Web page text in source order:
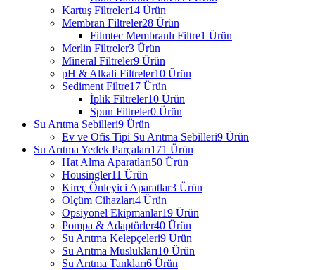
Kartuş Filtreler14 Ürün
Membran Filtreler28 Ürün
Filmtec Membranlı Filtre1 Ürün
Merlin Filtreler3 Ürün
Mineral Filtreler9 Ürün
pH & Alkali Filtreler10 Ürün
Sediment Filtre17 Ürün
İplik Filtreler10 Ürün
Spun Filtreler0 Ürün
Su Arıtma Sebilleri9 Ürün
Ev ve Ofis Tipi Su Arıtma Sebilleri9 Ürün
Su Arıtma Yedek Parçaları171 Ürün
Hat Alma Aparatları50 Ürün
Housingler11 Ürün
Kireç Önleyici Aparatlar3 Ürün
Ölçüm Cihazları4 Ürün
Opsiyonel Ekipmanlar19 Ürün
Pompa & Adaptörler40 Ürün
Su Arıtma Kelepçeleri9 Ürün
Su Arıtma Muslukları10 Ürün
Su Arıtma Tankları6 Ürün